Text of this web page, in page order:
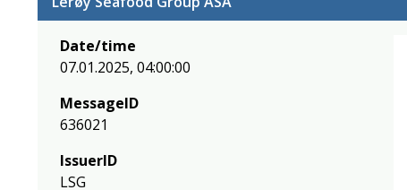
Date/time
07.01.2025, 04:00:00
MessageID
636021
IssuerID
LSG